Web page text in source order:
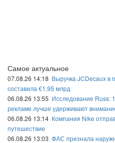
Самое актуальное
07.08.26 14:18 Выручка JCDecaux в
составила €1,95 млрд
06.08.26 13:55 Исследование Russ:
рекламе лучше удерживают
06.08.26 13:14 Компания Nike
путешествие
06.08.26 13:03 ФАС признала